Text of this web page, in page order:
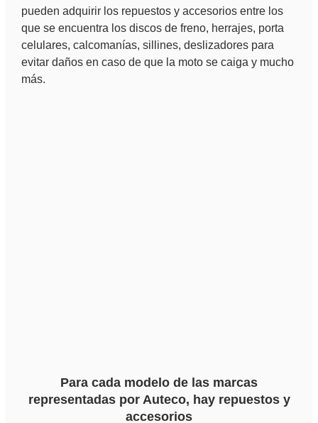
pueden adquirir los repuestos y accesorios entre los
que se encuentra los discos de freno, herrajes, porta
celulares, calcomanías, sillines, deslizadores para
evitar daños en caso de que la moto se caiga y mucho
más.
Para cada modelo de las marcas
representadas por Auteco, hay repuestos y
accesorios